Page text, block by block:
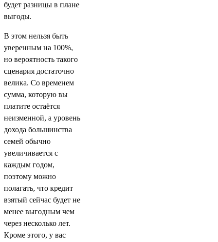
будет разницы в плане
выгоды.
В этом нельзя быть
уверенным на 100%,
но вероятность такого
сценария достаточно
велика. Со временем
сумма, которую вы
платите остаётся
неизменной, а уровень
дохода большинства
семей обычно
увеличивается с
каждым годом,
поэтому можно
полагать, что кредит
взятый сейчас будет не
менее выгодным чем
через несколько лет.
Кроме этого, у вас